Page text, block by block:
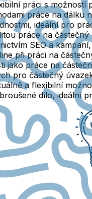
práci s možností
práce na dálku
ideální pro
práce na
SEO a
při práci na
jako práce na
pro částečný
a flexibilní
dílo, ideální